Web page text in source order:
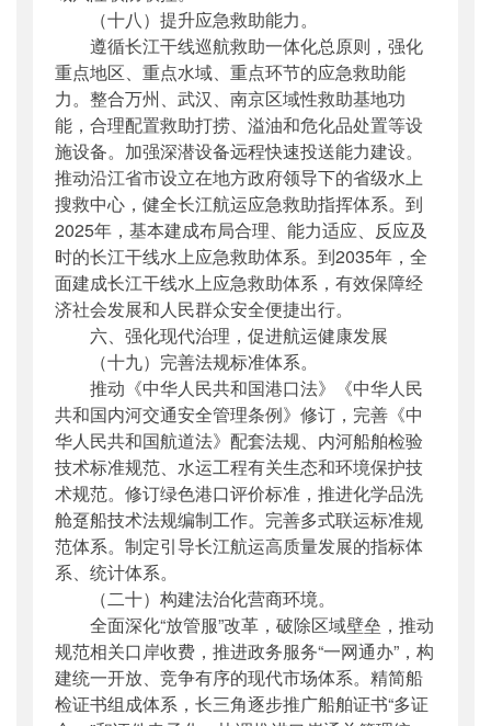
（十八）提升应急救助能力。
遵循长江干线巡航救助一体化总原则，强化
重点地区、重点水域、重点环节的应急救助能
力。整合万州、武汉、南京区域性救助基地功
能，合理配置救助打捞、溢油和危化品处置等设
施设备。加强深潜设备远程快速投送能力建设。
推动沿江省市设立在地方政府领导下的省级水上
搜救中心，健全长江航运应急救助指挥体系。到
2025年，基本建成布局合理、能力适应、反应及
时的长江干线水上应急救助体系。到2035年，全
面建成长江干线水上应急救助体系，有效保障经
济社会发展和人民群众安全便捷出行。
六、强化现代治理，促进航运健康发展
（十九）完善法规标准体系。
推动《中华人民共和国港口法》《中华人民
共和国内河交通安全管理条例》修订，完善《中
华人民共和国航道法》配套法规、内河船舶检验
技术标准规范、水运工程有关生态和环境保护技
术规范。修订绿色港口评价标准，推进化学品洗
舱趸船技术法规编制工作。完善多式联运标准规
范体系。制定引导长江航运高质量发展的指标体
系、统计体系。
（二十）构建法治化营商环境。
全面深化“放管服”改革，破除区域壁垒，推动
规范相关口岸收费，推进政务服务“一网通办”，构
建统一开放、竞争有序的现代市场体系。精简船
检证书组成体系，长三角逐步推广船舶证书“多证